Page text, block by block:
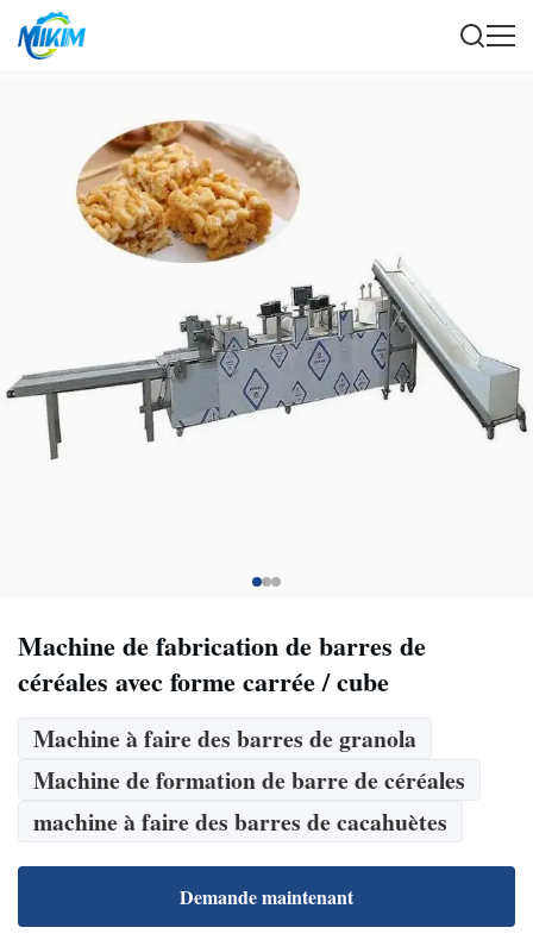
Machine de fabrication de barres de
céréales avec forme carrée / cube
Machine à faire des barres de granola
Machine de formation de barre de céréales
machine à faire des barres de cacahuètes
Demande maintenant